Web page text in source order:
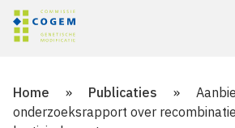
Home » Publicaties »
onderzoeksrapport over